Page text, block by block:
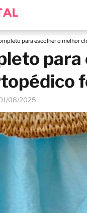
para escolher o melhor
08/2025